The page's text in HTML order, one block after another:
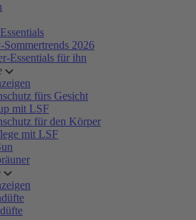
Sommertrends 2026
Essentials für ihn
fürs Gesicht
mit LSF
für den Körper
mit LSF